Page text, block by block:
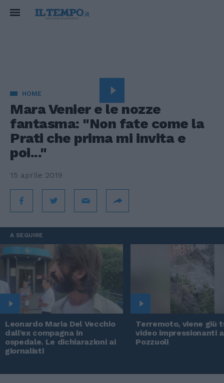
HOME
Mara Venier e le nozze
fantasma: "Non fate come la
Prati che prima mi invita e
poi..."
15 aprile 2019
A SEGUIRE
Leonardo Maria Del Vecchio
dall'ex compagna in
ospedale. Le dichiarazioni ai
giornalisti
Terremoto, viene giù
video impressionanti a
Pozzuoli